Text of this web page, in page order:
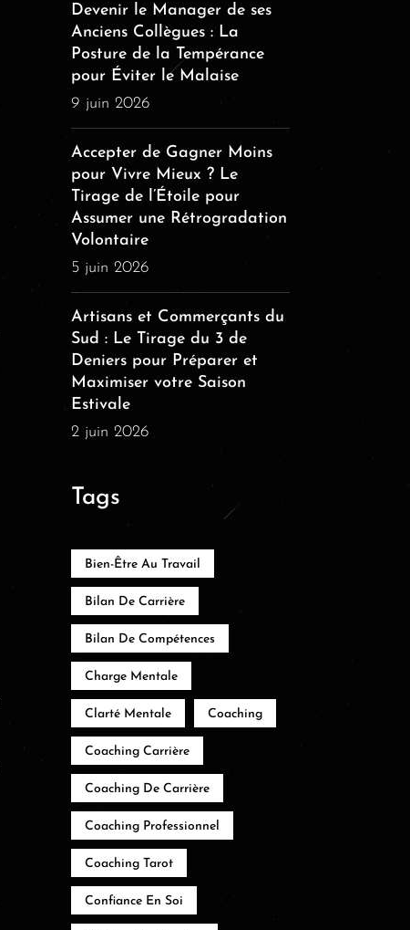
Devenir le Manager de ses
Anciens Collègues : La
Posture de la Tempérance
pour Éviter le Malaise
9 juin 2026
Accepter de Gagner Moins
pour Vivre Mieux ? Le
Tirage de l’Étoile pour
Assumer une Rétrogradation
Volontaire
5 juin 2026
Artisans et Commerçants du
Sud : Le Tirage du 3 de
Deniers pour Préparer et
Maximiser votre Saison
Estivale
2 juin 2026
Tags
Bien-Être Au Travail
Bilan De Carrière
Bilan De Compétences
Charge Mentale
Clarté Mentale Coaching
Coaching Carrière
Coaching De Carrière
Coaching Professionnel
Coaching Tarot
Confiance En Soi